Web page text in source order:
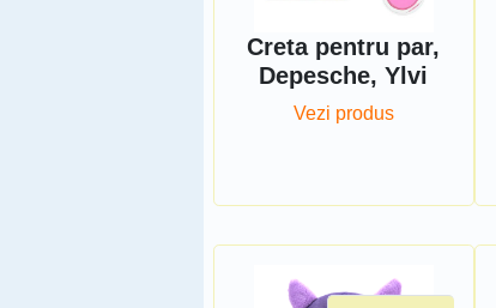
Creta pentru par,
Depesche, Ylvi
Vezi produs